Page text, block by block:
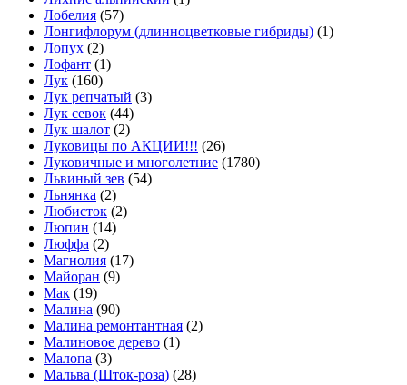
Лобелия (57)
Лонгифлорум (длинноцветковые гибриды) (1)
Лопух (2)
Лофант (1)
Лук (160)
Лук репчатый (3)
Лук севок (44)
Лук шалот (2)
Луковицы по АКЦИИ!!! (26)
Луковичные и многолетние (1780)
Львиный зев (54)
Льнянка (2)
Любисток (2)
Люпин (14)
Люффа (2)
Магнолия (17)
Майоран (9)
Мак (19)
Малина (90)
Малина ремонтантная (2)
Малиновое дерево (1)
Малопа (3)
Мальва (Шток-роза) (28)